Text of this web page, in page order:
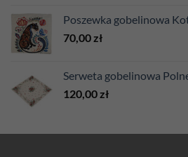
Poszewka gobelinowa
70,00 zł
Serweta gobelinowa
120,00 zł